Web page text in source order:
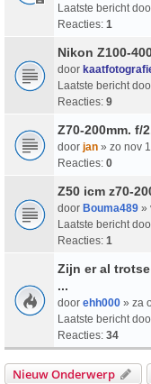
Laatste bericht
Reacties: 1
Nikon Z100-
door
Laatste bericht
Reacties: 9
Z70-200mm. f/
door jan » zo nov
Reacties: 0
Z50 icm z70-
door Bouma489 »
Laatste bericht
Reacties: 1
Zijn er al
...
door ehh000 » za
Laatste bericht
Reacties: 34
Nieuw Onderwerp